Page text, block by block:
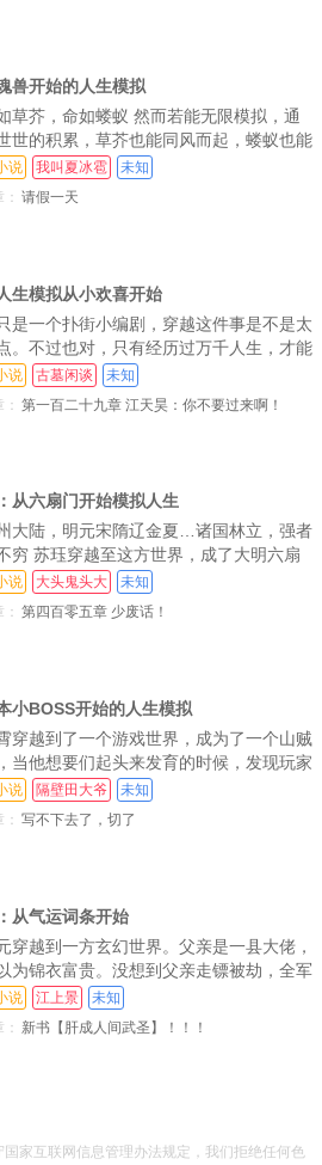
兽开始的人生模拟
草芥，命如蝼蚁 然而若能无限模拟，通
世的积累，草芥也能同风而起，蝼蚁也能
神【6岁，你怀着沉重的心情通过了素云
的废武魂鉴定【20岁，你不甘心的修炼了
说 我叫夏冰雹
未知
请假一天
生模拟从小欢喜开始
是一个扑街小编剧，穿越这件事是不是太
。不过也对，只有经历过万千人生，才能
最完美的剧本 这个活，我接了！ps：小
开端（少综合.书友群：759788156
说 古墓闲谈
未知
第一百二十九章 江天昊：你不要过来啊！
从六扇门开始模拟人生
大陆，明元宋隋辽金夏…诸国林立，强者
穷 苏珏穿越至这方世界，成了大明六扇
最底层捕快 本想每日咸鱼度日，却被卷
斗争 好在有系统加持，可模拟无尽武
“天
说 大头鬼头大
未知
第四百零五章 少废话！
小BOSS开始的人生模拟
穿越到了一个游戏世界，成为了一个山贼
当他想要们起头来发育的时候，发现玩家
穿越之前就已经降临了，就在他一筹莫展
，金手指到账了！
说 隔壁田大爷
未知
写不下去了，切了
从气运词条开始
穿越到一方玄幻世界。父亲是一县大佬，
为锦衣富贵。没想到父亲走镖被劫，全军
夜之间众人望着他父亲留下来的万贯家
眈眈。幸好他早已觉醒了气运面板，可观
说 江上景
未知
新书【肝成人间武圣】！！！
家互联网信息管理办法规定，我们拒绝任何色